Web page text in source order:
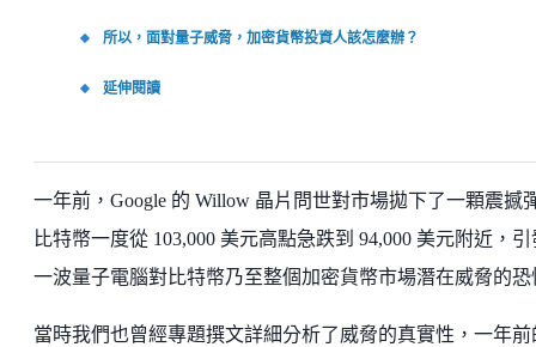
所以，面對量子威脅，加密貨幣投資人該怎麼辦？
延伸閱讀
一年前，Google 的 Willow 晶片問世對市場拋下了一顆震撼
比特幣一度從 103,000 美元高點急跌到 94,000 美元附近，
一波量子電腦對比特幣乃至整個加密貨幣市場潛在威脅的恐
當時我們也曾經專題撰文詳細分析了威脅的真實性，一年前